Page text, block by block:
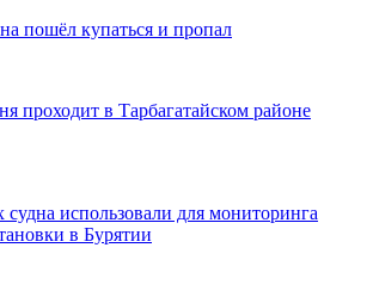
пошёл купаться и пропал
проходит в Тарбагатайском районе
использовали для мониторинга
в Бурятии